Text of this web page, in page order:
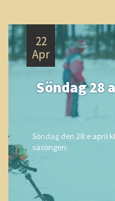
22
Apr
Söndag den 28:e april
säsongen.
Söndag 28